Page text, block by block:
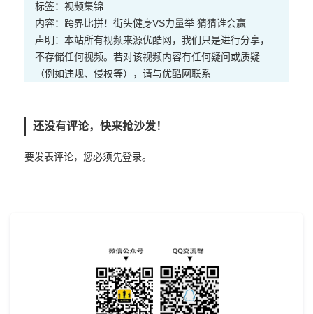
标签： 视频集锦
内容：跨界比拼！街头健身VS力量举 猜猜谁会赢
声明：本站所有视频来源优酷网，我们只是进行分享，
不存储任何视频。若对该视频内容有任何疑问或质疑
（例如违规、侵权等），请与优酷网联系
还没有评论，快来抢沙发！
要发表评论，您必须先登录。